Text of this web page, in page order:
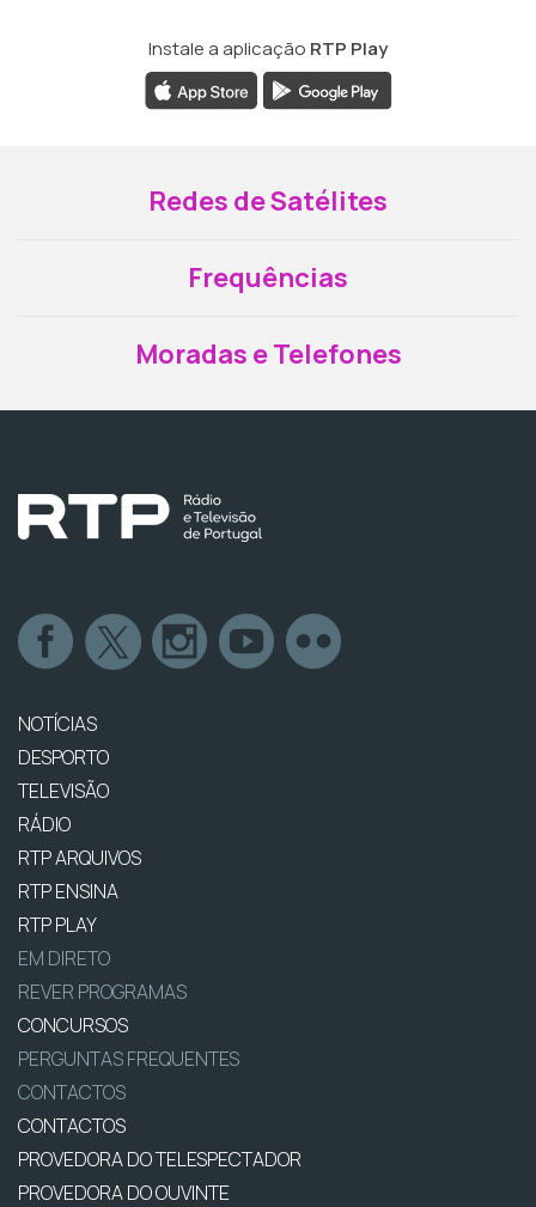
Instale a aplicação RTP Play
Redes de Satélites
Frequências
Moradas e Telefones
NOTÍCIAS
DESPORTO
TELEVISÃO
RÁDIO
RTP ARQUIVOS
RTP ENSINA
RTP PLAY
EM DIRETO
REVER PROGRAMAS
CONCURSOS
PERGUNTAS FREQUENTES
CONTACTOS
CONTACTOS
PROVEDORA DO TELESPECTADOR
PROVEDORA DO OUVINTE